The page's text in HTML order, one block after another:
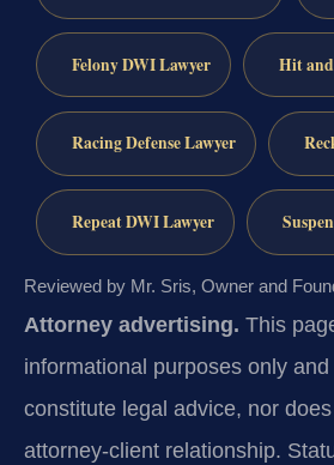
Felony DWI Lawyer Hit
Racing Defense Lawyer
Repeat DWI Lawyer
Reviewed by Mr. Sris, Owner and
Attorney advertising. This
informational purposes only
constitute legal advice, nor
attorney-client relationship.